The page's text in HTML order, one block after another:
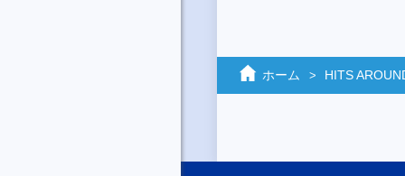
ホーム HITS